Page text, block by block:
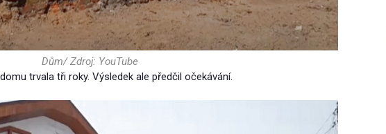
Dům/ Zdroj: YouTube
trvala tři roky. Výsledek ale předčil očekávání.